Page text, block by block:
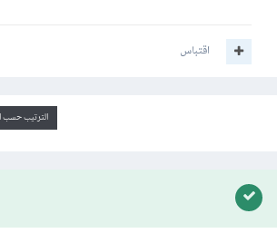
اقتباس
الترتيب حسب